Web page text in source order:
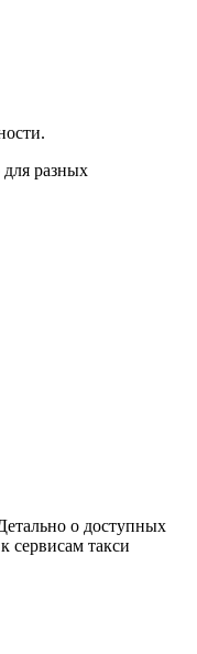
разных
о доступных
сервисам такси